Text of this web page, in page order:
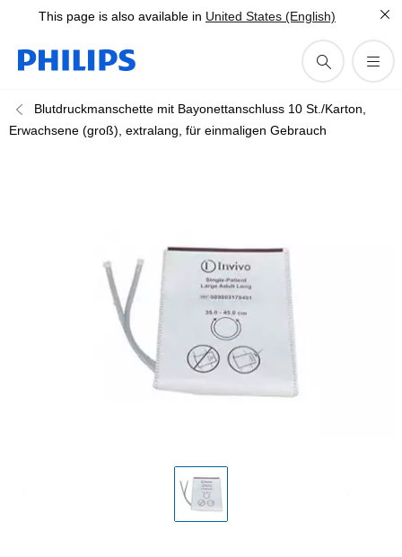
This page is also available in United States (English)
Blutdruckmanschette mit Bayonettanschluss 10 St./Karton,
Erwachsene (groß), extralang, für einmaligen Gebrauch